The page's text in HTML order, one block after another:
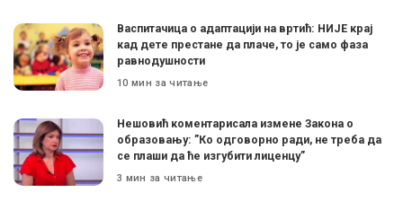
Васпитачица о адаптацији на вртић: НИЈЕ крај
кад дете престане да плаче, то је само фаза
равнодушности
10 мин за читање
Нешовић коментарисала измене Закона о
образовању: ”Ко одговорно ради, не треба да
се плаши да ће изгубити лиценцу”
3 мин за читање